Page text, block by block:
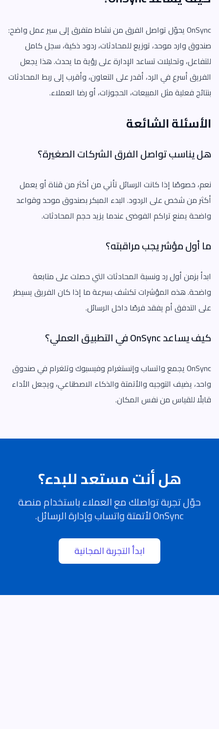
OnSync يحوّل تواصل الفرق من نشاط متفرق إلى سير عمل واضح:
صندوق وارد موحد، توزيع للمحادثات، ردود ذكية، سجل كامل
للتفاعل، وتحليلات تساعد الإدارة على رؤية ما يحدث. هذا يجعل
الفريق أسرع في الرد، أقدر على التعاون، وأقرب إلى ربط المحادثات
بنتائج فعلية مثل المبيعات، الحجوزات، أو رضا العملاء.
الأسئلة الشائعة
هل يناسب تواصل الفرق الشركات الصغيرة؟
نعم، خصوصًا إذا كانت الرسائل تأتي من أكثر من قناة أو يعمل
أكثر من شخص على الردود. البدء المبكر بصندوق موحد وقواعد
واضحة يمنع تراكم الفوضى عندما يزيد حجم المحادثات.
ما أول مؤشر يجب مراقبته؟
ابدأ بزمن أول رد ونسبة المحادثات التي حصلت على متابعة
واضحة. هذه المؤشرات تكشف بسرعة ما إذا كان الفريق يسيطر
على التدفق أم يفقد فرصًا داخل الرسائل.
كيف يساعد OnSync في التطبيق العملي؟
OnSync يجمع واتساب وإنستغرام وفيسبوك وتلغرام في صندوق
واحد، يضيف التوجيه والأتمتة والذكاء الاصطناعي، ويجعل الأداء
قابلًا للقياس من نفس المكان.
هل أنت مستعد للبدء؟
حوّل تجربة تواصلك مع العملاء باستخدام منصة
OnSync لأتمتة واتساب وإدارة الرسائل.
ابدأ التجربة المجانية